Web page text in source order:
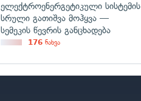
ელექტროენერგეტიკული სისტემის
სრული გათიშვა მოჰყვა —
სემეკის წევრის განცხადება
176 ნახვა